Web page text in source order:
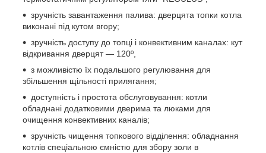
зручність завантаження палива: дверцята топки котла
виконані під кутом вгору;
зручність доступу до топці і конвективним каналах: кут
відкривання дверцят ― 120º,
з можливістю їх подальшого регулювання для
збільшення щільності прилягання;
доступність і простота обслуговування: котли
обладнані додатковими дверима та люками для
очищення конвективних каналів;
зручність чищення топкового відділення: обладнання
котлів спеціальною ємністю для збору золи в